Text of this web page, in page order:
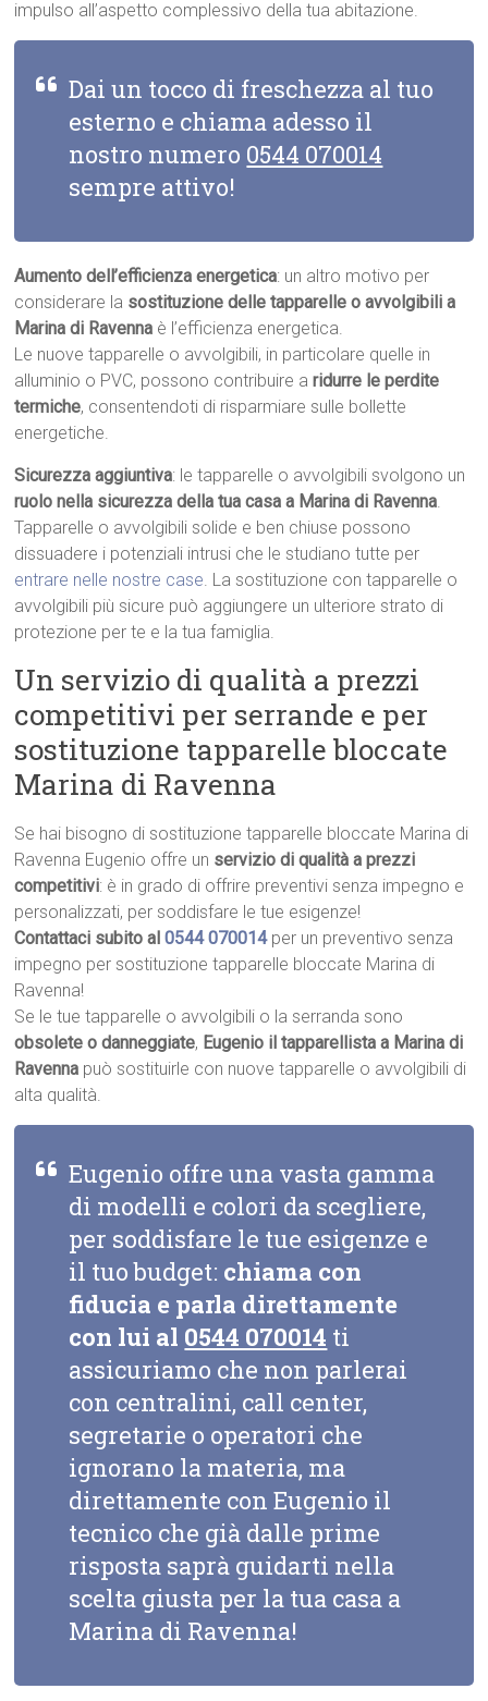
impulso all’aspetto complessivo della tua abitazione.
Dai un tocco di freschezza al tuo
esterno e chiama adesso il
nostro numero 0544 070014
sempre attivo!
Aumento dell’efficienza energetica: un altro motivo per
considerare la sostituzione delle tapparelle o avvolgibili a
Marina di Ravenna è l’efficienza energetica.
Le nuove tapparelle o avvolgibili, in particolare quelle in
alluminio o PVC, possono contribuire aridurre le perdite
termiche, consentendoti di risparmiare sulle bollette
energetiche.
Sicurezza aggiuntiva: le tapparelle o avvolgibili svolgono un
ruolo nella sicurezza della tua casa a Marina di Ravenna.
Tapparelle o avvolgibili solide e ben chiuse possono
dissuadere i potenziali intrusi che le studiano tutte per
entrare nelle nostre case. La sostituzione con tapparelle o
avvolgibili più sicure può aggiungere un ulteriore strato di
protezione per te e la tua famiglia.
Un servizio di qualità a prezzi
competitivi per serrande e per
sostituzione tapparelle bloccate
Marina di Ravenna
Se hai bisogno di sostituzione tapparelle bloccate Marina di
Ravenna Eugenio offre un servizio di qualità a prezzi
competitivi: è in grado di offrire preventivi senza impegno e
personalizzati, per soddisfare le tue esigenze!
Contattaci subito al0544 070014 per un preventivo senza
impegno per sostituzione tapparelle bloccate Marina di
Ravenna!
Se le tue tapparelle o avvolgibili o la serranda sono
obsolete o danneggiate, Eugenio il tapparellista a Marina di
Ravenna può sostituirle con nuove tapparelle o avvolgibili di
alta qualità.
Eugenio offre una vasta gamma
di modelli e colori da scegliere,
per soddisfare le tue esigenze e
il tuo budget: chiama con
fiducia e parla direttamente
con lui al 0544 070014 ti
assicuriamo che non parlerai
con centralini, call center,
segretarie o operatori che
ignorano la materia, ma
direttamente con Eugenio il
tecnico che già dalle prime
risposta saprà guidarti nella
scelta giusta per la tua casa a
Marina di Ravenna!